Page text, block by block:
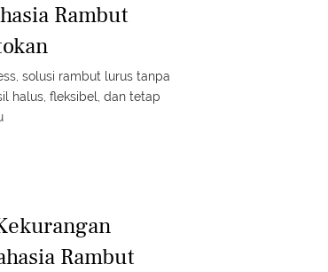
Rambut
solusi rambut lurus tanpa
halus, fleksibel, dan tetap
Rambut